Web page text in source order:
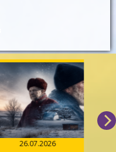
26.07.2026